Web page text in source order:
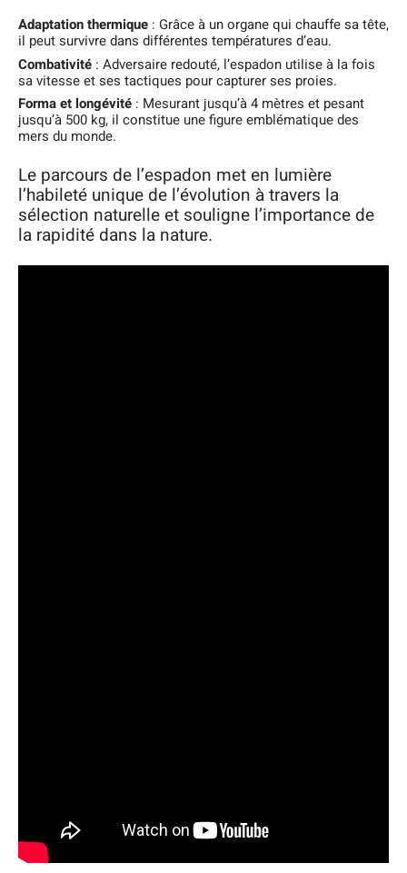
Adaptation thermique : Grâce à un organe qui chauffe sa tête,
il peut survivre dans différentes températures d’eau.
Combativité : Adversaire redouté, l’espadon utilise à la fois
sa vitesse et ses tactiques pour capturer ses proies.
Forma et longévité : Mesurant jusqu’à 4 mètres et pesant
jusqu’à 500 kg, il constitue une figure emblématique des
mers du monde.
Le parcours de l’espadon met en lumière
l’habileté unique de l’évolution à travers la
sélection naturelle et souligne l’importance de
la rapidité dans la nature.